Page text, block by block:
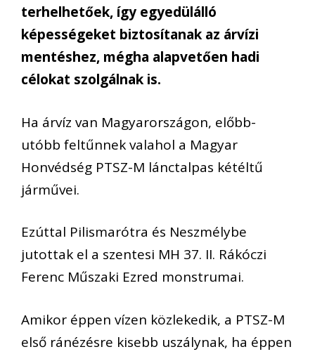
terhelhetőek, így egyedülálló
képességeket biztosítanak az árvízi
mentéshez, mégha alapvetően hadi
célokat szolgálnak is.
Ha árvíz van Magyarországon, előbb-
utóbb feltűnnek valahol a Magyar
Honvédség PTSZ-M lánctalpas kétéltű
járművei.
Ezúttal Pilismarótra és Neszmélybe
jutottak el a szentesi MH 37. II. Rákóczi
Ferenc Műszaki Ezred monstrumai.
Amikor éppen vízen közlekedik, a PTSZ-M
első ránézésre kisebb uszálynak, ha éppen